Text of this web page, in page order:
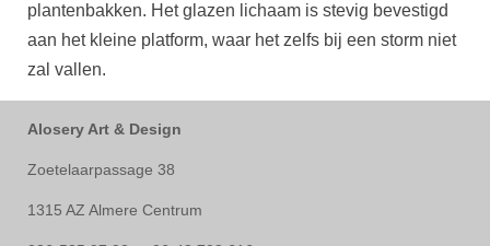
plantenbakken. Het glazen lichaam is stevig bevestigd
aan het kleine platform, waar het zelfs bij een storm niet
zal vallen.
Alosery Art & Design
Zoetelaarpassage 38
1315 AZ Almere Centrum